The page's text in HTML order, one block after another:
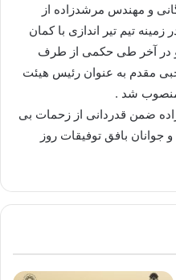
و مهندس مرشدزاده از
تیم تیر اندازی با کمان
در آخر طی حکمی از طرف
مقدم به عنوان رئیس هیئت
منصوب شد .
ضمن قدردانی از زحمات بی
جوانان بافق توفیقات روز